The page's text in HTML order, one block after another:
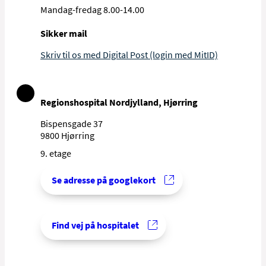
Mandag-fredag 8.00-14.00
Sikker mail
Skriv til os med Digital Post (login med MitID)
Regionshospital Nordjylland, Hjørring
Bispensgade 37
9800 Hjørring
9. etage
Se adresse på googlekort
Find vej på hospitalet